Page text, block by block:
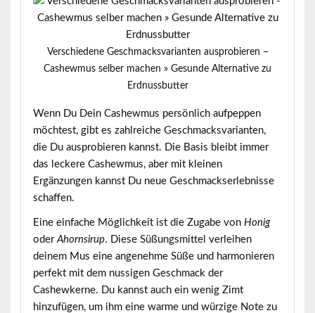
Verschiedene Geschmacksvarianten ausprobieren –
Cashewmus selber machen » Gesunde Alternative zu
Erdnussbutter
Wenn Du Dein Cashewmus persönlich aufpeppen
möchtest, gibt es zahlreiche Geschmacksvarianten,
die Du ausprobieren kannst. Die Basis bleibt immer
das leckere Cashewmus, aber mit kleinen
Ergänzungen kannst Du neue Geschmackserlebnisse
schaffen.
Eine einfache Möglichkeit ist die Zugabe von Honig
oder Ahornsirup. Diese Süßungsmittel verleihen
deinem Mus eine angenehme Süße und harmonieren
perfekt mit dem nussigen Geschmack der
Cashewkerne. Du kannst auch ein wenig Zimt
hinzufügen, um ihm eine warme und würzige Note zu